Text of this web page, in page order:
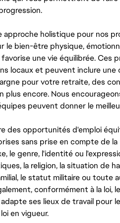
approche holistique pour nos
le bien-être physique,
une vie équilibrée. Ces
locaux et peuvent inclure
pour votre retraite, des
plus encore. Nous
peuvent donner le
des opportunités d'emploi
sans prise en compte de la
le genre, l'identité ou
la religion, la situation de
le statut militaire ou toute
conformément à la loi,
adapte ses lieux de travail pour
en vigueur.